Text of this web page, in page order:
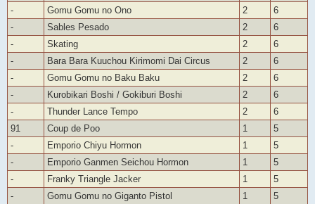
-
Gomu Gomu no Ono 2
6
-
Sables Pesado 2
6
-
Skating 2
6
-
Bara Bara Kuuchou Kirimomi Dai Circus 2
6
-
Gomu Gomu no Baku Baku 2
6
-
Kurobikari Boshi / Gokiburi Boshi 2
6
-
Thunder Lance Tempo 2
6
91
Coup de Poo 1
5
-
Emporio Chiyu Hormon 1
5
-
Emporio Ganmen Seichou Hormon 1
5
-
Franky Triangle Jacker 1
5
-
Gomu Gomu no Giganto Pistol 1 5